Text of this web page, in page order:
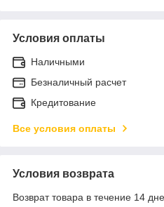
Условия оплаты
Наличными
Безналичный расчет
Кредитование
Все условия оплаты
Условия возврата
Возврат товара в течение 14